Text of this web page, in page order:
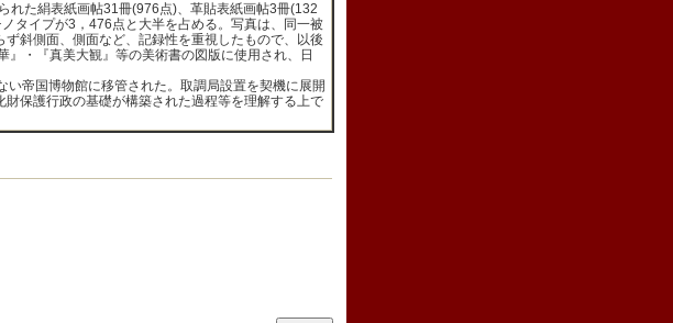
た絹表紙画帖31冊(976点)、革貼表紙画帖3冊(132
タイプが3，476点と大半を占める。写真は、同一被
斜側面、側面など、記録性を重視したもので、以後
・『真美大観』等の美術書の図版に使用され、日
帝国博物館に移管された。取調局設置を契機に展開
保護行政の基礎が構築された過程等を理解する上で